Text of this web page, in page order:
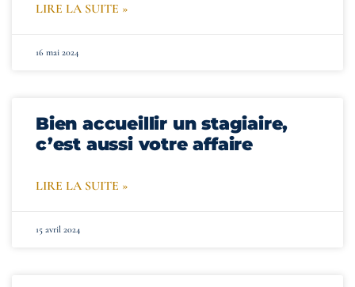
LIRE LA SUITE »
16 mai 2024
Bien accueillir un stagiaire,
c’est aussi votre affaire
LIRE LA SUITE »
15 avril 2024